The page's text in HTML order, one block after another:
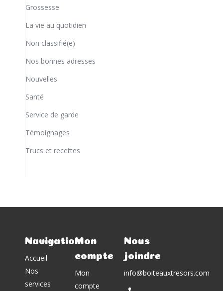
Grossesse
La vie au quotidien
Non classifié(e)
Nos bonnes adresses
Nouvelles
Santé
Service de garde
Témoignages
Trucs et recettes
Navigation
Accueil
Nos
services
Mon
compte
Mon
compte
Nous
joindre
info@boiteauxtresors.com